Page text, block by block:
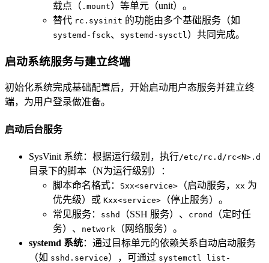
载点（ .mount）等单元（unit）。
替代 rc.sysinit 的功能由多个基础服务（如
systemd-fsck、 systemd-sysctl）共同完成。
启动系统服务与建立终端
初始化系统完成基础配置后，开始启动用户态服务并建立终
端，为用户登录做准备。
启动后台服务
SysVinit 系统：根据运行级别，执行/etc/rc.d/rc<N>.d
目录下的脚本（N为运行级别）：
脚本命名格式：
Sxx<service> （启动服务， xx 为
优先级）或 Kxx<service> （停止服务）。
常见服务：
sshd （SSH 服务）、 crond
（定时任
务）、
network
（网络服务）。
systemd 系统：通过目标单元的依赖关系自动启动服务
（如 sshd.service），可通过 systemctl list-